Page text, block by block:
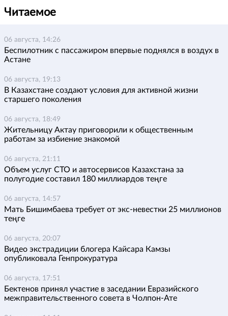
Читаемое
06 августа, 14:26
Беспилотник с пассажиром впервые поднялся в воздух в
Астане
06 августа, 19:13
В Казахстане создают условия для активной жизни
старшего поколения
06 августа, 18:49
Жительницу Актау приговорили к общественным
работам за избиение знакомой
06 августа, 21:11
Объем услуг СТО и автосервисов Казахстана за
полугодие составил 180 миллиардов теңге
06 августа, 14:57
Мать Бишимбаева требует от экс-невестки 25 миллионов
теңге
06 августа, 20:07
Видео экстрадиции блогера Кайсара Камзы
опубликовала Генпрокуратура
06 августа, 17:51
Бектенов принял участие в заседании Евразийского
межправительственного совета в Чолпон-Ате